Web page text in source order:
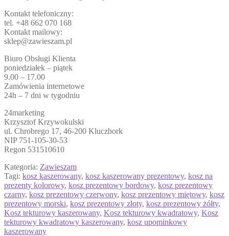
Kontakt telefoniczny:
tel. +48 662 070 168
Kontakt mailowy:
sklep@zawieszam.pl
Biuro Obsługi Klienta
poniedziałek – piątek
9.00 – 17.00
Zamówienia internetowe
24h – 7 dni w tygodniu
24marketing
Krzysztof Krzywokulski
ul. Chrobrego 17, 46-200 Kluczbork
NIP 751-105-30-53
Regon 531510610
Kategoria: Zawieszam
Tagi: kosz kaszerowany, kosz kaszerowany prezentowy, kosz na
prezenty kolorowy, kosz prezentowy bordowy, kosz prezentowy
czarny, kosz prezentowy czerwony, kosz prezentowy miętowy, kosz
prezentowy morski, kosz prezentowy złoty, kosz prezentowy żółty,
Kosz tekturowy kaszerowany, Kosz tekturowy kwadratowy, Kosz
tekturowy kwadratowy kaszerowany, kosz upominkowy
kaszerowany